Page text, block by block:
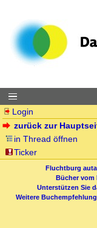
Login
zurück zur
in Thread öffnen
Ticker
Fluchtburg
Bücher vom
Unterstützen Sie
Weitere